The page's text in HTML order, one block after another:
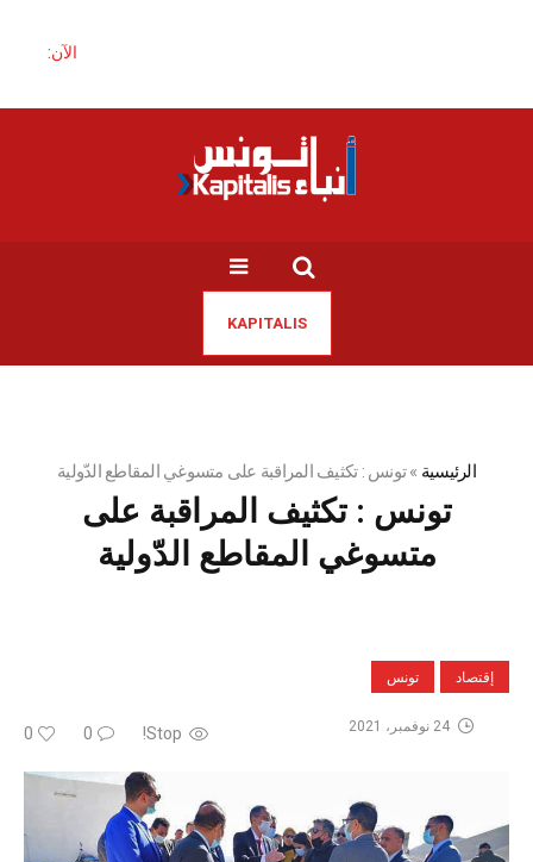
الآن:
KAPITALIS
الرئيسية »تونس : تكثيف المراقبة على متسوغي المقاطع الدّولية
تونس : تكثيف المراقبة على
متسوغي المقاطع الدّولية
إقتصاد تونس
Stop!
0
0 24 نوفمبر، 2021